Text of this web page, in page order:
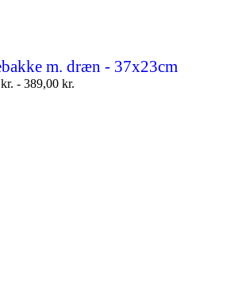
m. dræn - 37x23cm
kr. - 389,00 kr.